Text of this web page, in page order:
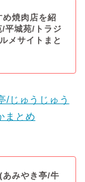
焼肉店を紹
平城苑/トラジ
メサイトまと
/じゅうじゅう
まとめ
あみやき亭/牛